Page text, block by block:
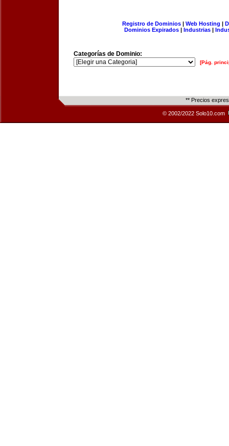
Registro de Dominios| Web Hosting |
Dominios Expirados | Industrias |
Categorías de Dominio:
[Pág.
** Precios
© 2002/2022 Solo10.com